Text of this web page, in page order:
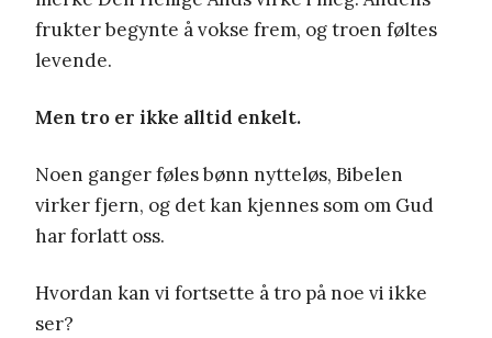
frukter begynte å vokse frem, og troen føltes
levende.
Men tro er ikke alltid enkelt.
Noen ganger føles bønn nytteløs, Bibelen
virker fjern, og det kan kjennes som om Gud
har forlatt oss.
Hvordan kan vi fortsette å tro på noe vi ikke
ser?